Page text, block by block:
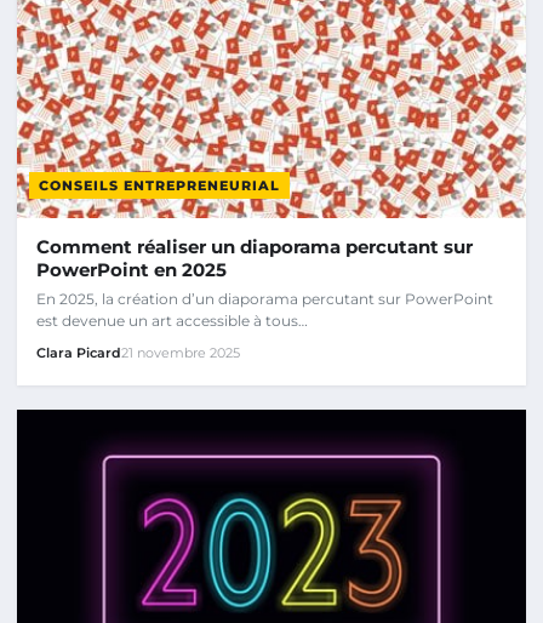
CONSEILS ENTREPRENEURIAL
Comment réaliser un diaporama percutant sur
PowerPoint en 2025
En 2025, la création d’un diaporama percutant sur PowerPoint
est devenue un art accessible à tous…
Clara Picard21 novembre 2025